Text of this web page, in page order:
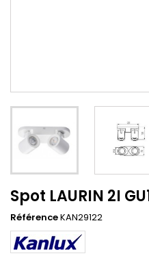
Spot LAURIN 2I
RéférenceKAN29122